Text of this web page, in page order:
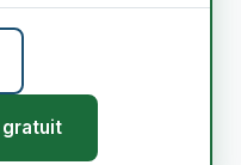
gratuit